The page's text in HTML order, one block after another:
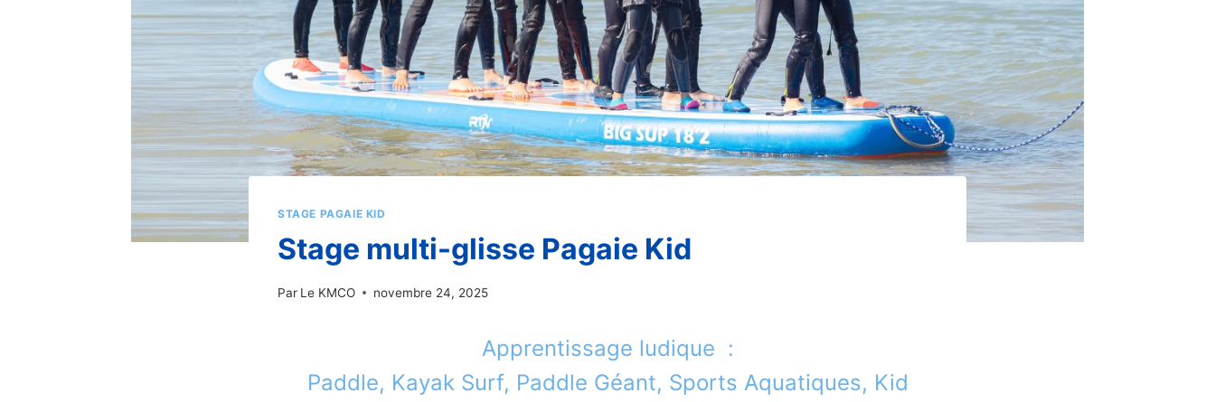
STAGE PAGAIE KID
Stage multi-glisse Pagaie Kid
Par Le KMCO novembre 24, 2025
Apprentissage ludique :
Paddle, Kayak Surf, Paddle Géant, Sports Aquatiques, Kid